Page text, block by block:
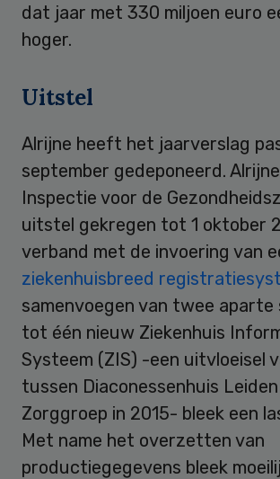
dat jaar met 330 miljoen euro
hoger.
Uitstel
Alrijne heeft het jaarverslag
september gedeponeerd.
Inspectie voor de
uitstel gekregen tot 1 oktober
verband met de invoering van
ziekenhuisbreed
samenvoegen van twee aparte
tot één nieuw Ziekenhuis
Systeem (ZIS) -een uitvloeisel
tussen Diaconessenhuis
Zorggroep in 2015- bleek een
Met name het overzetten van
productiegegevens bleek